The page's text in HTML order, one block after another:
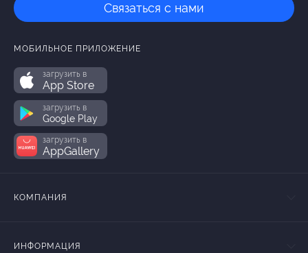
Связаться с нами
МОБИЛЬНОЕ ПРИЛОЖЕНИЕ
загрузить в
App Store
загрузить в
Google Play
загрузить в
AppGallery
КОМПАНИЯ
ИНФОРМАЦИЯ